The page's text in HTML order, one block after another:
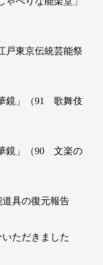
戸東京伝統芸能祭
鏡」（91 歌舞伎
鏡」（90 文楽の
道具の復元報告
ただきました